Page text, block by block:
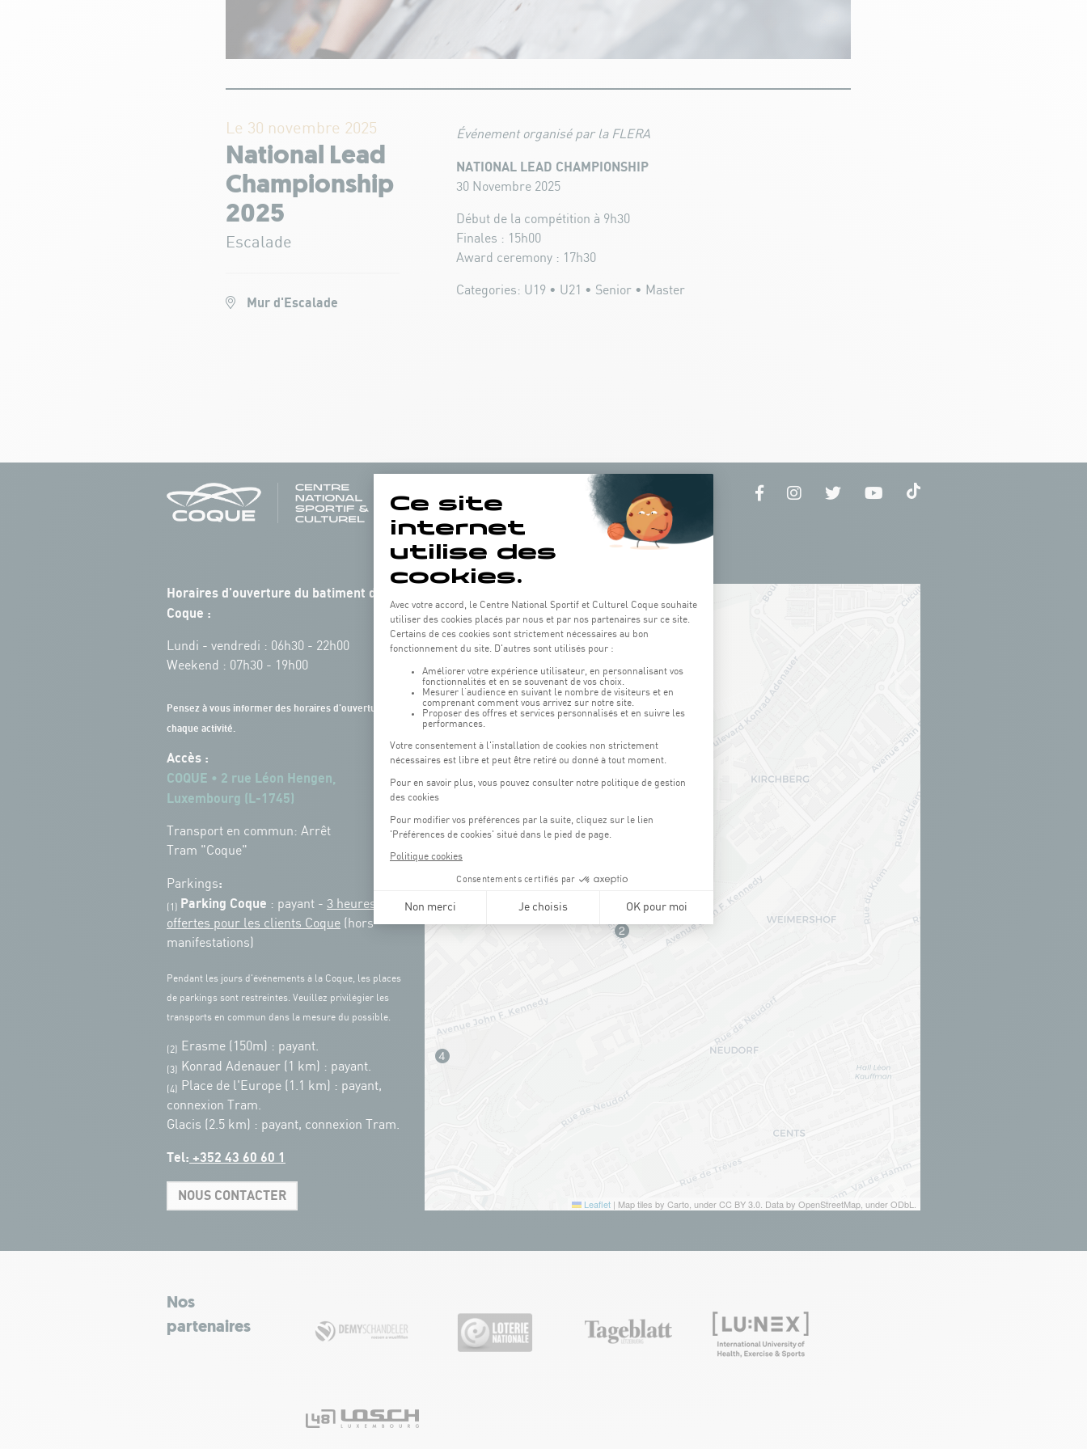
Le 30 novembre 2025
National Lead
Championship
2025
Escalade
Mur d'Escalade
Événement organisé par la FLERA
NATIONAL LEAD CHAMPIONSHIP
30 Novembre 2025
Début de la compétition à 9h30
Finales : 15h00
Award ceremony : 17h30
Categories: U19 • U21 • Senior • Master
Horaires d'ouverture du batiment de la
Coque :
Lundi - vendredi : 06h30 - 22h00
Weekend : 07h30 - 19h00
Pensez à vous informer des horaires d'ouverture de
chaque activité.
Accès :
COQUE • 2 rue Léon Hengen,
Luxembourg (L-1745)
Transport en commun: Arrêt
Tram "Coque"
Parkings:
(1) Parking Coque : payant - 3 heures
offertes pour les clients Coque (hors
manifestations)
Pendant les jours d'événements à la Coque, les places
de parkings sont restreintes. Veuillez privilégier les
transports en commun dans la mesure du possible.
(2) Erasme (150m) : payant.
(3) Konrad Adenauer (1 km) : payant.
(4)
Place de l'Europe (1.1 km) : payant,
connexion Tram.
Glacis (2.5 km) : payant, connexion Tram.
Tel: +352 43 60 60 1
NOUS CONTACTER
+
−
Leaflet | Map tiles by Carto, under CC BY 3.0. Data by OpenStreetMap, under ODbL.
Nos
partenaires